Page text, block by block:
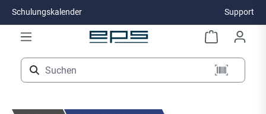
Zum Hauptinhalt springen
Schulungskalender Support